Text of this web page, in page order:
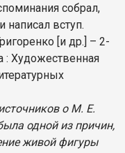
собрал,
написал вступ.
[и др.] – 2-
: Художественная
о М. Е.
одной из причин,
живой фигуры